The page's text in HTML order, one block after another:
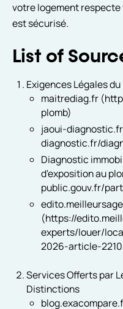
votre logement
est sécurisé.
List of
Exigences Légales
maitrediag.fr
plomb)
jaoui-
diagnostic.fr/
Diagnostic
d'exposition au
public.gouv.fr/
(https://
experts/louer/
2026-article-
Services Offerts par
Distinctions